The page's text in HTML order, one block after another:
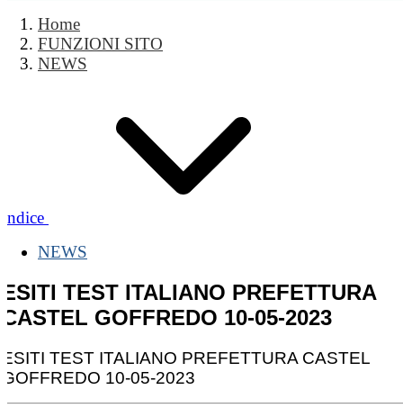
Home
FUNZIONI SITO
NEWS
Indice
NEWS
ESITI TEST ITALIANO PREFETTURA
CASTEL GOFFREDO 10-05-2023
ESITI TEST ITALIANO PREFETTURA CASTEL
GOFFREDO 10-05-2023